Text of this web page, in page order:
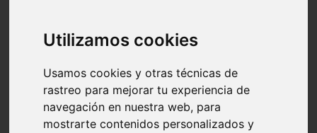
Utilizamos cookies
Usamos cookies y otras técnicas de
rastreo para mejorar tu experiencia de
navegación en nuestra web, para
mostrarte contenidos personalizados y
Málaga - nerja
Girona - blanes
Málaga - marbella
Asturias - gijón
Girona - figueres
Alicante - santa-pola